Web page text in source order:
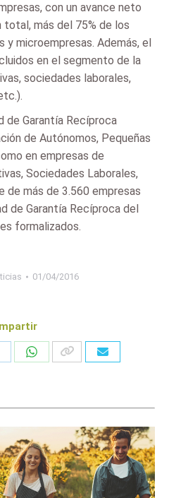
con un avance neto
total, más del 75% de los
y microempresas. Además, el
en el segmento de la
sociedades laborales,
de Garantía Recíproca
de Autónomos, Pequeñas
en empresas de
Sociedades Laborales,
de más de 3.560 empresas
de Garantía Recíproca del
formalizados.
01/04/2016
Share